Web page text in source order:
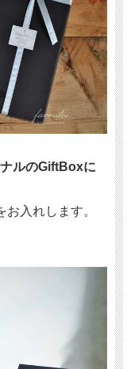
ルのGiftBoxに
お入れします。